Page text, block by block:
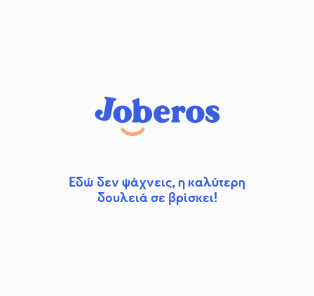
Εδώ δεν ψάχνεις, η καλύτερη
δουλειά σε βρίσκει!